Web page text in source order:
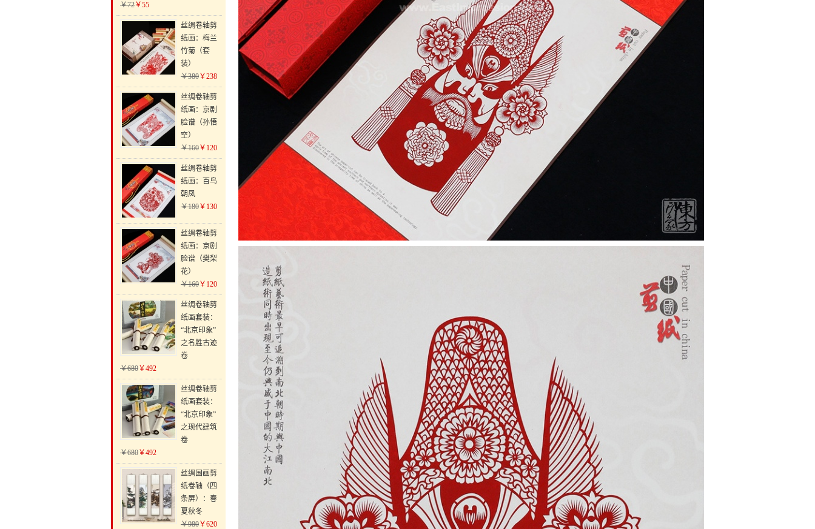
￥72￥55
丝绸卷轴剪
纸画：梅兰
竹菊（套
装）
￥380￥238
丝绸卷轴剪
纸画：京剧
脸谱（孙悟
空）
￥160￥120
丝绸卷轴剪
纸画：百鸟
朝凤
￥180￥130
丝绸卷轴剪
纸画：京剧
脸谱（樊梨
花）
￥160￥120
丝绸卷轴剪
纸画套装：
“北京印象”
之名胜古迹
卷
￥680￥492
丝绸卷轴剪
纸画套装：
“北京印象”
之现代建筑
卷
￥680￥492
丝绸国画剪
纸卷轴（四
条屏）：春
夏秋冬
￥980￥620